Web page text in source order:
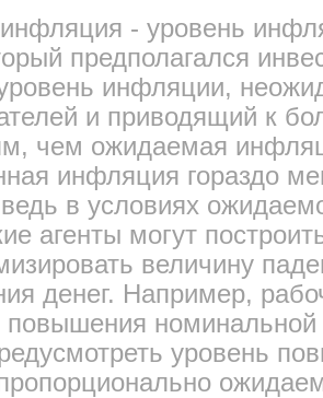
- уровень
предполагался
инфляции,
и приводящий к
чем ожидаемая
инфляция гораздо
в условиях
агенты могут
величину
денег. Например,
повышения номинальной
уровень